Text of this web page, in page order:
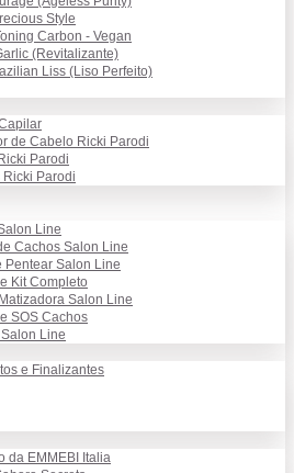
Style
Carbon - Vegan
(Revitalizante)
Liss (Liso Perfeito)
de Cabelo Ricki Parodi
Parodi
Ricki Parodi
Line
Cachos Salon Line
Pentear Salon Line
Kit Completo
Salon Line
SOS Cachos
Line
e Finalizantes
da EMMEBI Italia